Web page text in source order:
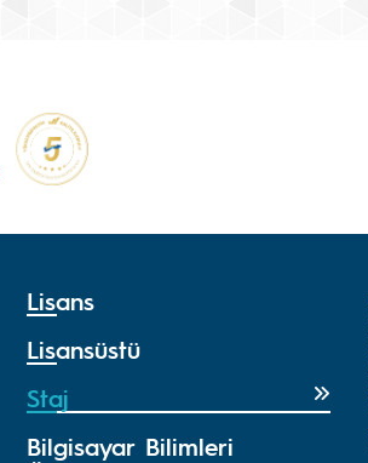
Lisans
Lisansüstü
Staj
Bilgisayar Bilimleri